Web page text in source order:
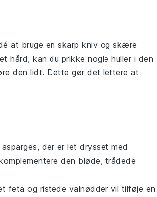
at bruge en skarp kniv og skære
hård, kan du prikke nogle huller i den
den lidt. Dette gør det lettere at
, der er let drysset med
den bløde, trådede
feta og ristede valnødder vil tilføje en